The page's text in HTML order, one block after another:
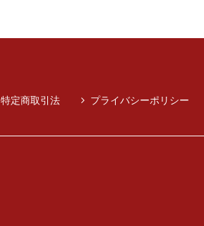
特定商取引法 プライバシーポリシー